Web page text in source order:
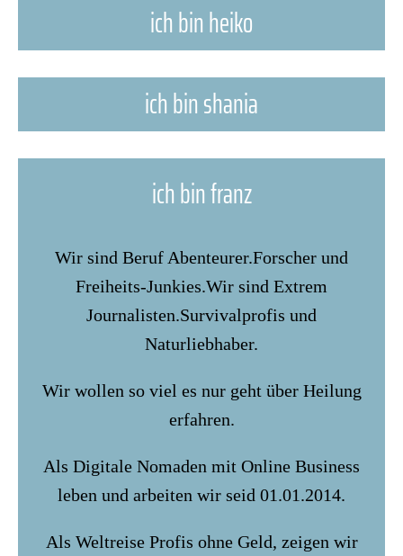
ich bin heiko
ich bin shania
ich bin franz
Wir sind Beruf Abenteurer.Forscher und
Freiheits-Junkies.Wir sind Extrem
Journalisten.Survivalprofis und
Naturliebhaber.
Wir wollen so viel es nur geht über Heilung
erfahren.
Als Digitale Nomaden mit Online Business
leben und arbeiten wir seid 01.01.2014.
Als Weltreise Profis ohne Geld, zeigen wir